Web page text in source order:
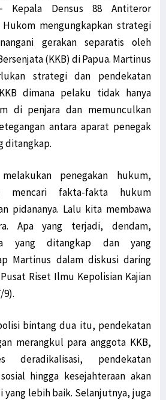
Kepala Densus 88 Antiteror
mengungkapkan strategi
gerakan separatis oleh
(KKB) di Papua. Martinus
strategi dan pendekatan
dimana pelaku tidak hanya
di penjara dan memunculkan
antara aparat penegak
ditangkap.
penegakan hukum,
mencari fakta-fakta hukum
pidananya. Lalu kita membawa
Apa yang terjadi, dendam,
yang ditangkap dan yang
Martinus dalam diskusi daring
Riset Ilmu Kepolisian Kajian
9).
bintang dua itu, pendekatan
merangkul para anggota KKB,
deradikalisasi, pendekatan
hingga kesejahteraan akan
yang lebih baik. Selanjutnya, juga